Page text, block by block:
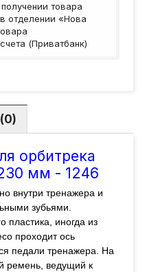
товара
отделении «Нова
(Приватбанк)
орбитрека
мм - 1246
внутри тренажера и
зубьями.
пластика, иногда из
проходит ось
педали тренажера. На
ремень, ведущий к